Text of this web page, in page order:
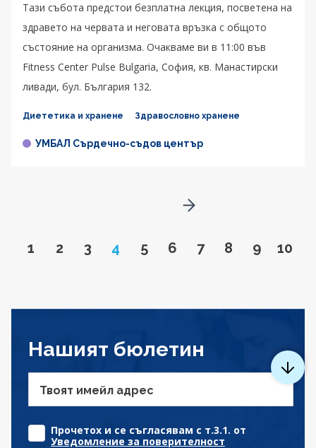
Тази събота предстои безплатна лекция, посветена на
здравето на червата и неговата връзка с общото
състояние на организма. Очакваме ви в 11:00 във
Fitness Center Pulse Bulgaria, София, кв. Манастирски
ливади, бул. България 132.
Диететика и хранене Здравословно хранене
УМБАЛ Сърдечно-съдов център
Go to page
1 Go to page
2 Go to page
3 Page
4 Go to page
5 Go to page
6 Go to page
7 Go to page
8 Go to
9 Go
10
Go to next page
Нашият бюлетин
Твоят имейл адрес
Прочетох и се съгласявам с т.3.1. от
Уведомление за поверителност